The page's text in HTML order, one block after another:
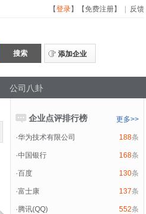
【登录】 【免费注册】 反馈
添加企业
公司八卦
企业点评排行榜 更多>>
188条
·华为技术有限公司
168条
·中国银行
130条
·百度
137条
·富士康
552条
·腾讯(QQ)